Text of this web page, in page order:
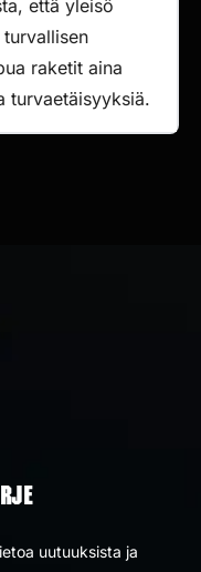
että yleisö
raketit aina
turvaetäisyyksiä.
uutuuksista ja